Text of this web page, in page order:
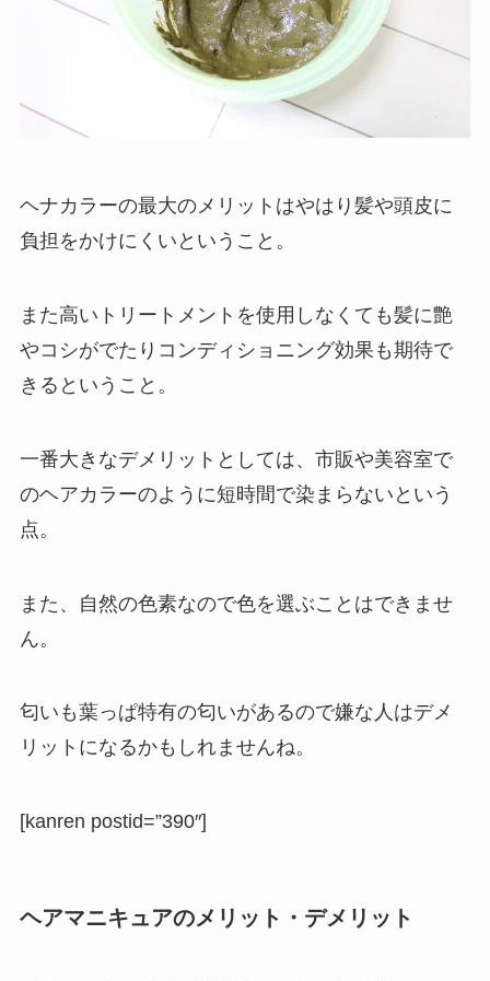
ヘナカラーの最大のメリットはやはり髪や頭皮に
負担をかけにくいということ。
また高いトリートメントを使用しなくても髪に艶
やコシがでたりコンディショニング効果も期待で
きるということ。
一番大きなデメリットとしては、市販や美容室で
のヘアカラーのように短時間で染まらないという
点。
また、自然の色素なので色を選ぶことはできませ
ん。
匂いも葉っぱ特有の匂いがあるので嫌な人はデメ
リットになるかもしれませんね。
[kanren postid=”390″]
ヘアマニキュアのメリット・デメリット